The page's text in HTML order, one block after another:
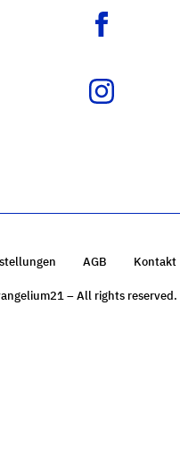
AGB Kontakt
– All rights reserved.